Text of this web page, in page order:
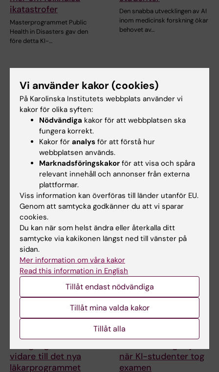
ikatastrofer
Masterprogrammet Public
Health in Disasters gav den
före detta KI-…
Den snabba utvecklingen av AI
inom medicinsk forskning ökar
behovet av…
17 jun 2026
Nu går "sista kullen"
från gamla
läkarprogrammet ut i
yrkeslivet
När Gottfrid Rehnman och
hans kursare på det 5,5-åriga
läkarprogrammet går…
17 jun 2026
framgångar förs
vidare till det nya
Den 5 juni examinerades den
sista kullen studenter från det
17 jun 2026
vidare till det nya
läkarprogrammet
10 jun 2026
Två dagar av firande,
när KI-studenter tog
examen
Vi använder kakor (cookies)
På Karolinska Institutets webbplats använder vi
kakor för olika syften:
Nödvändiga kakor för att webbplatsen ska
fungera korrekt.
Kakor för analys för att förstå hur
webbplatsen används.
Marknadsföringskakor för att visa och spåra
relevant innehåll och annonser från externa
plattformar.
Viss information kan överföras till länder utanför EU.
Genom att samtycka godkänner du att vi sparar
cookies.
Du kan när som helst ändra eller återkalla ditt
samtycke via kakikonen längst ned till vänster på
sidan.
Mer information om våra kakor
Read this information in English
Tillåt endast nödvändiga
Tillåt mina valda kakor
Tillåt alla